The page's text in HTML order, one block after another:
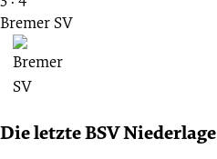
Bremer SV
Die letzte BSV Niederlage